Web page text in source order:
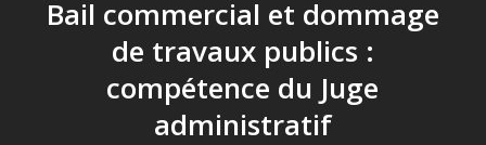
Bail commercial et dommage
de travaux publics :
compétence du Juge
administratif